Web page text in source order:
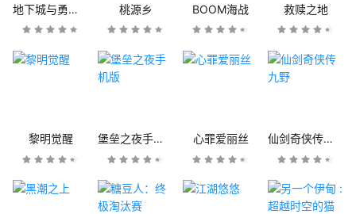
地下城与勇士M 桃源乡 BOOM海战 救赎之地
黎明觉醒 堡垒之夜手机版 心罪爱丽丝 仙剑奇侠传九野